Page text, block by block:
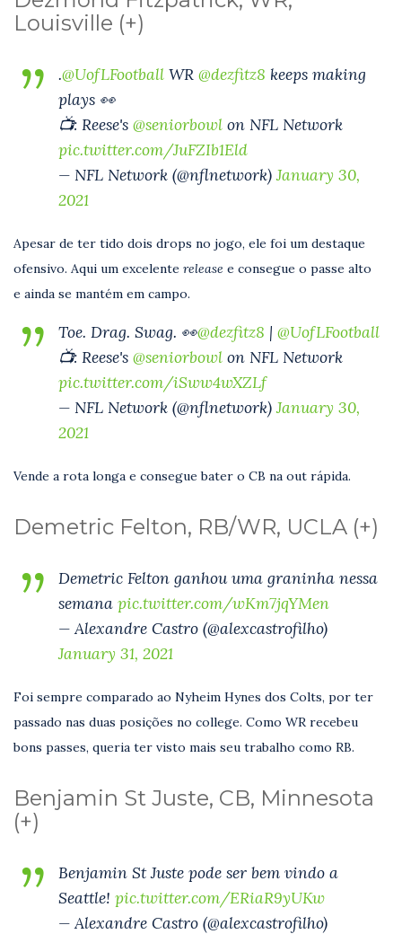
Louisville (+)
.@UofLFootball WR @dezfitz8 keeps making
plays 👀
📺: Reese's @seniorbowl on NFL Network
pic.twitter.com/JuFZIb1Eld
— NFL Network (@nflnetwork)January 30,
2021
Apesar de ter tido dois drops no jogo, ele foi um destaque
ofensivo. Aqui um excelente release e consegue o passe alto
e ainda se mantém em campo.
Toe. Drag. Swag. 👀@dezfitz8 | @UofLFootball
📺: Reese's @seniorbowl on NFL Network
pic.twitter.com/iSww4wXZLf
— NFL Network (@nflnetwork)January 30,
2021
Vende a rota longa e consegue bater o CB na out rápida.
Demetric Felton, RB/WR, UCLA (+)
Demetric Felton ganhou uma graninha nessa
semana pic.twitter.com/wKm7jqYMen
— Alexandre Castro (@alexcastrofilho)
January 31, 2021
Foi sempre comparado ao Nyheim Hynes dos Colts, por ter
passado nas duas posições no college. Como WR recebeu
bons passes, queria ter visto mais seu trabalho como RB.
Benjamin St Juste, CB, Minnesota
(+)
Benjamin St Juste pode ser bem vindo a
Seattle! pic.twitter.com/ERiaR9yUKw
— Alexandre Castro (@alexcastrofilho)